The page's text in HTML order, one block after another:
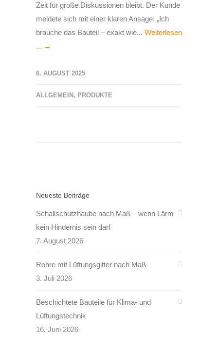
Zeit für große Diskussionen bleibt. Der Kunde
meldete sich mit einer klaren Ansage: „Ich
brauche das Bauteil – exakt wie... Weiterlesen
... →
6. AUGUST 2025
ALLGEMEIN , PRODUKTE
Neueste Beiträge
Schallschutzhaube nach Maß – wenn Lärm
kein Hindernis sein darf
7. August 2026
Rohre mit Lüftungsgitter nach Maß
3. Juli 2026
Beschichtete Bauteile für Klima- und
Lüftungstechnik
16. Juni 2026